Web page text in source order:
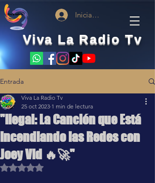
Viva La Radio Tv
Iniciar sesión
Entrada
"Ilegal: La Canción que Está
Incendiando las Redes con
Joey Vid 🔥🚀"
Viva La Radio Tv
25 oct 2023 1 min de lectura
Obtuvo NaN de 5 estrellas.